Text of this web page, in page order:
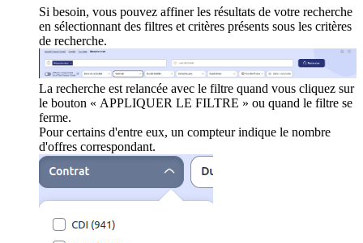
Si besoin, vous pouvez affiner les résultats de votre recherche
en sélectionnant des filtres et critères présents sous les critères
de recherche.
La recherche est relancée avec le filtre quand vous cliquez sur
le bouton « APPLIQUER LE FILTRE » ou quand le filtre se
ferme.
Pour certains d'entre eux, un compteur indique le nombre
d'offres correspondant.